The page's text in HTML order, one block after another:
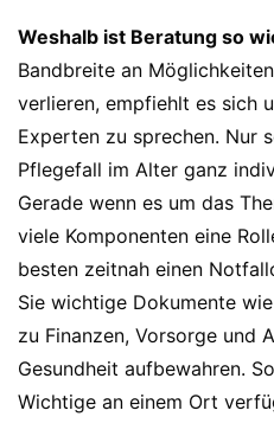
Weshalb ist Beratung so
Bandbreite an
verlieren, empfiehlt es sich
Experten zu sprechen. Nur
Pflegefall im Alter ganz
Gerade wenn es um das
viele Komponenten eine
besten zeitnah einen
Sie wichtige Dokumente
zu Finanzen, Vorsorge und
Gesundheit aufbewahren.
Wichtige an einem Ort